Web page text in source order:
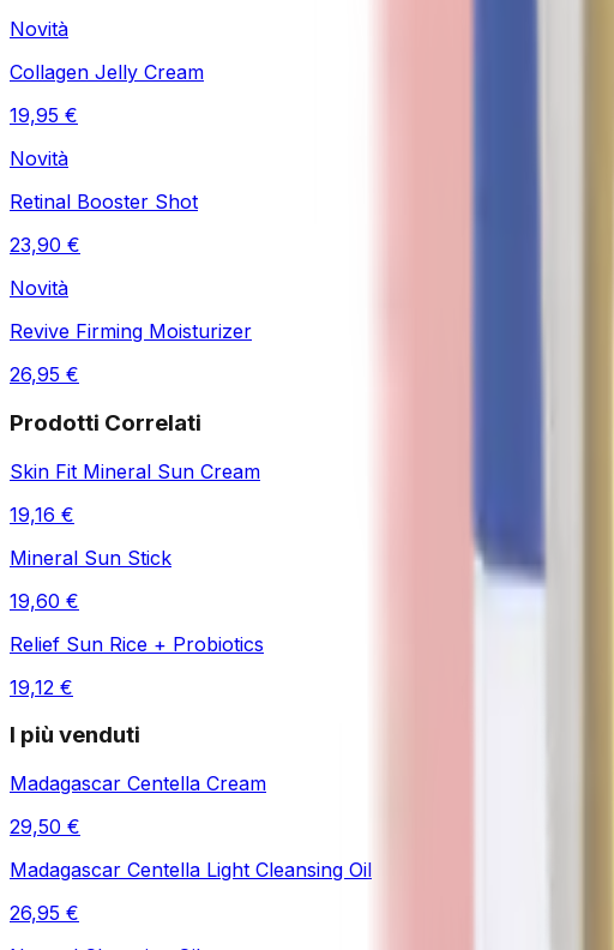
Novità
Collagen Jelly Cream
19,95 €
Novità
Retinal Booster Shot
23,90 €
Novità
Revive Firming Moisturizer
26,95 €
Prodotti Correlati
Skin Fit Mineral Sun Cream
19,16 €
Mineral Sun Stick
19,60 €
Relief Sun Rice + Probiotics
19,12 €
I più venduti
Madagascar Centella Cream
29,50 €
Madagascar Centella Light Cleansing Oil
26,95 €